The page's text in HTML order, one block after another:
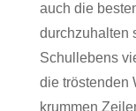
auch die
durchzuhalten
Schullebens
die tröstenden
krummen